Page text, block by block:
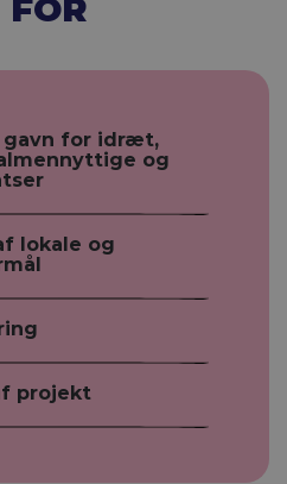
FOR
for idræt,
og
lokale og
projekt